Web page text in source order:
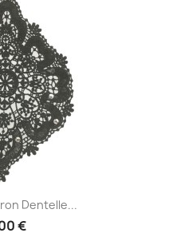
Dentelle...
€